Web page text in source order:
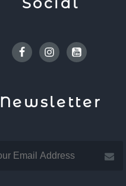
FacebookInstagramYoutube
Newsletter